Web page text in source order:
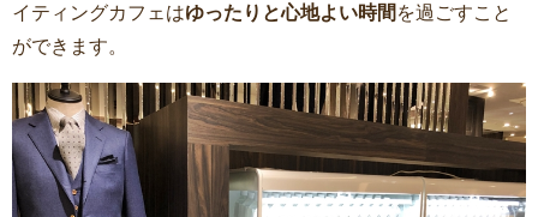
イティングカフェはゆったりと心地よい時間 を過ごすこと
ができます。